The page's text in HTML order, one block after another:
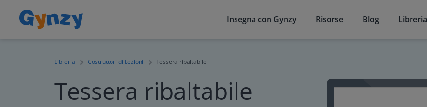
Insegna con Gynzy Risorse Blog Libreria
Libreria Costruttori di Lezioni Tessera ribaltabile
Tessera ribaltabile